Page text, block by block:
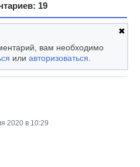
19
✖
вам необходимо
илиавторизоваться.
2020 в 10:29